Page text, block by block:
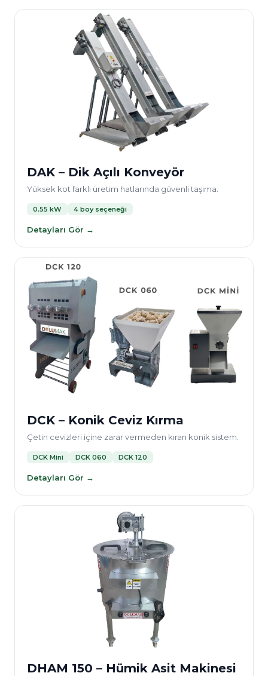
DAK – Dik Açılı Konveyör
Yüksek kot farklı üretim hatlarında güvenli taşıma.
0.55 kW 4 boy seçeneği
Detayları Gör →
DCK – Konik Ceviz Kırma
Çetin cevizleri içine zarar vermeden kıran konik sistem.
DCK Mini DCK 060 DCK 120
Detayları Gör →
DHAM 150 – Hümik Asit Makinesi